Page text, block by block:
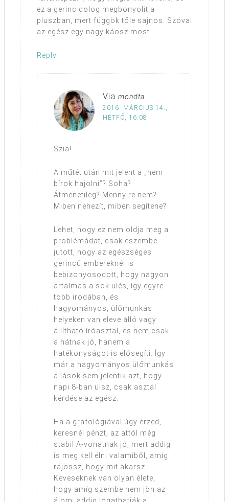
ez a gerinc dolog megbonyolítja
pluszban, mert függök tőle sajnos. Szóval
az egész egy nagy káosz most.
Reply
Via mondta
2016. MÁRCIUS 14.,
HÉTFŐ, 16:08
Szia!
A műtét után mit jelent a „nem
bírok hajolni”? Soha?
Átmenetileg? Mennyire nem?
Miben nehezít, miben segítene?
Lehet, hogy ez nem oldja meg a
problémádat, csak eszembe
jutott, hogy az egészséges
gerincű embereknél is
bebizonyosodott, hogy nagyon
ártalmas a sok ülés, így egyre
több irodában, és
hagyományos, ülőmunkás
helyeken van eleve álló vagy
állítható íróasztal, és nem csak
a hátnak jó, hanem a
hatékonyságot is elősegíti. Így
már a hagyományos ülőmunkás
állások sem jelentik azt, hogy
napi 8-ban ülsz, csak asztal
kérdése az egész.
Ha a grafológiával úgy érzed,
keresnél pénzt, az attól még
stabil A-vonatnak jó, mert addig
is meg kell élni valamiből, amíg
rájössz, hogy mit akarsz…
Keveseknek van olyan élete,
hogy amíg szembe nem jön az